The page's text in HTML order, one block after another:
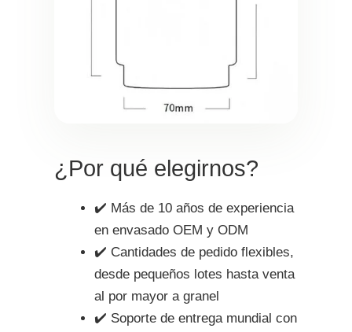
¿Por qué elegirnos?
✔️ Más de 10 años de experiencia
en envasado OEM y ODM
✔️ Cantidades de pedido flexibles,
desde pequeños lotes hasta venta
al por mayor a granel
✔️ Soporte de entrega mundial con